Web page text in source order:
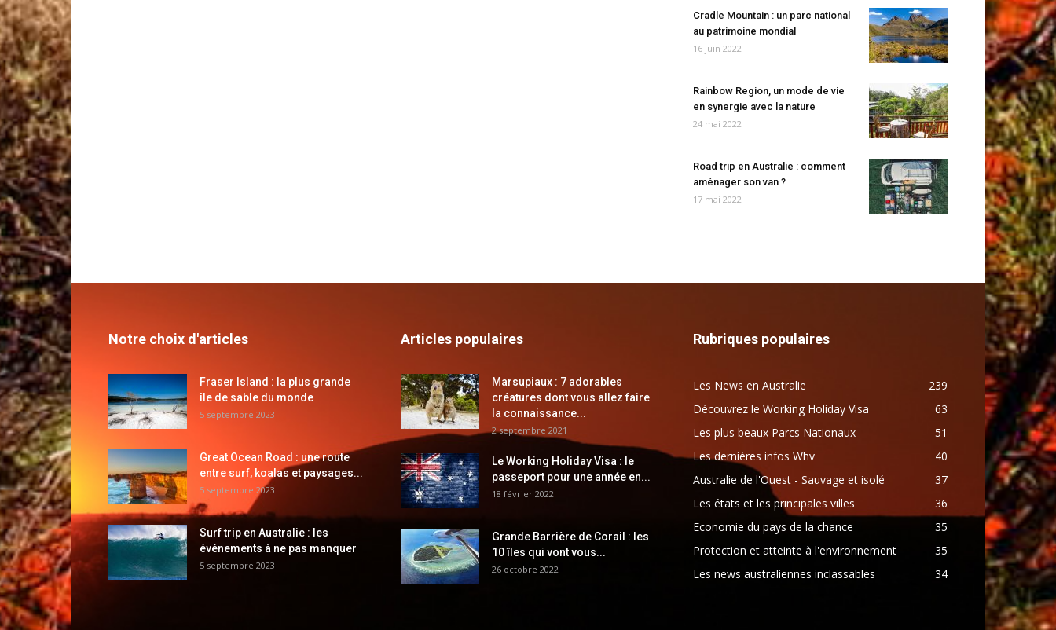
Cradle Mountain : un parc national
au patrimoine mondial
16 juin 2022
Rainbow Region, un mode de vie
en synergie avec la nature
24 mai 2022
Road trip en Australie : comment
aménager son van ?
17 mai 2022
Notre choix d'articles
Fraser Island : la plus grande
île de sable du monde
5 septembre 2023
Great Ocean Road : une route
entre surf, koalas et paysages...
5 septembre 2023
Surf trip en Australie : les
événements à ne pas manquer
5 septembre 2023
Articles populaires
Marsupiaux : 7 adorables
créatures dont vous allez faire
la connaissance...
2 septembre 2021
Le Working Holiday Visa : le
passeport pour une année en...
18 février 2022
Grande Barrière de Corail : les
10 îles qui vont vous...
26 octobre 2022
Rubriques populaires
Les News en Australie
239
Découvrez le Working Holiday Visa
63
Les plus beaux Parcs Nationaux
51
Les dernières infos Whv
40
Australie de l'Ouest - Sauvage et isolé
37
Les états et les principales villes
36
Economie du pays de la chance
35
Protection et atteinte à l'environnement
35
Les news australiennes inclassables
34